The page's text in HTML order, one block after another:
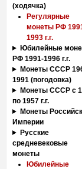
(ходячка)
Регулярные
монеты РФ
1993 г.г.
Юбилейные
РФ 1991-1996 г.г.
Монеты СССР
1991 (погодовка)
Монеты СССР с
по 1957 г.г.
Монеты
Империи
Русские
средневековые
монеты
Юбилейные